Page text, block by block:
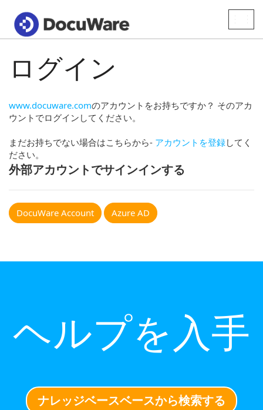
ログイン
www.docuware.comのアカウントをお持ちですか？ そのアカ
ウントでログインしてください。
まだお持ちでない場合はこちらから- アカウントを登録してく
ださい。
外部アカウントでサインインする
DocuWare Account Azure AD
ヘルプを入手
ナレッジベースベースから検索する